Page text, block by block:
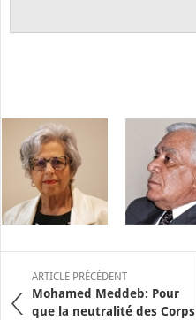
ARTICLE PRÉCÉDENT
Mohamed Meddeb: Pour
que la neutralité des Corps